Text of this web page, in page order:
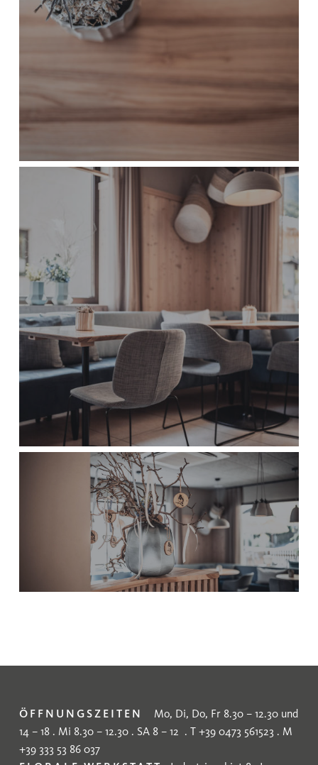
ÖFFNUNGSZEITEN
Mo, Di, Do, Fr 8.30 – 12.30 und
14 – 18 . Mi 8.30 – 12.30 . SA 8 – 12 . T +39 0473 561523 . M
+39 333 53 86 037